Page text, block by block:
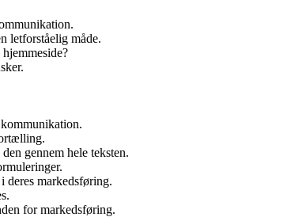
letforståelig måde.
gennem hele teksten.
deres markedsføring.
for markedsføring.